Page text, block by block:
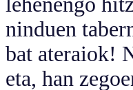
ninduen
bat ateraiok!
eta, han